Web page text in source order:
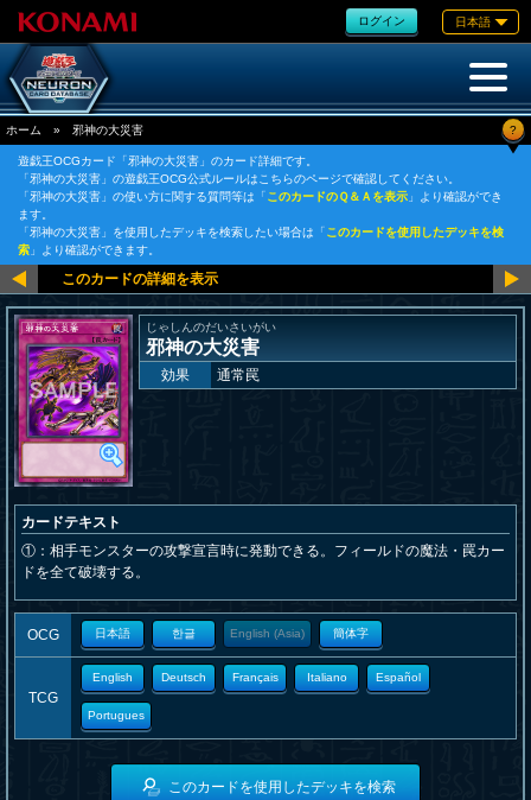
ログイン 日本語
ホーム » 邪神の大災害 ?
遊戯王OCGカード「邪神の大災害」のカード詳細です。
「邪神の大災害」の遊戯王OCG公式ルールはこちらのページで確認してください。
「邪神の大災害」の使い方に関する質問等は「このカードのＱ＆Ａを表示 」より確認ができ
ます。
「邪神の大災害」を使用したデッキを検索したい場合は「このカードを使用したデッキを検
索 」より確認ができます。
じゃしんのだいさいがい
邪神の大災害
効果 通常罠
カードテキスト
①：相手モンスターの攻撃宣言時に発動できる。フィールドの魔法・罠カー
ドを全て破壊する。
OCG 日本語 한글 English (Asia) 簡体字
TCG
English Deutsch Français Italiano Español
Portugues
このカードを使用したデッキを検索